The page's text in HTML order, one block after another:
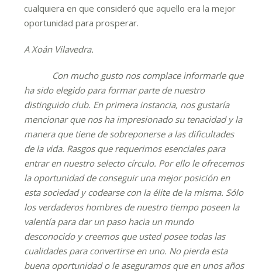
cualquiera en que consideró que aquello era la mejor
oportunidad para prosperar.
A Xoán Vilavedra.
Con mucho gusto nos complace informarle que
ha sido elegido para formar parte de nuestro
distinguido club. En primera instancia, nos gustaría
mencionar que nos ha impresionado su tenacidad y la
manera que tiene de sobreponerse a las dificultades
de la vida. Rasgos que requerimos esenciales para
entrar en nuestro selecto círculo. Por ello le ofrecemos
la oportunidad de conseguir una mejor posición en
esta sociedad y codearse con la élite de la misma. Sólo
los verdaderos hombres de nuestro tiempo poseen la
valentía para dar un paso hacia un mundo
desconocido y creemos que usted posee todas las
cualidades para convertirse en uno. No pierda esta
buena oportunidad o le aseguramos que en unos años